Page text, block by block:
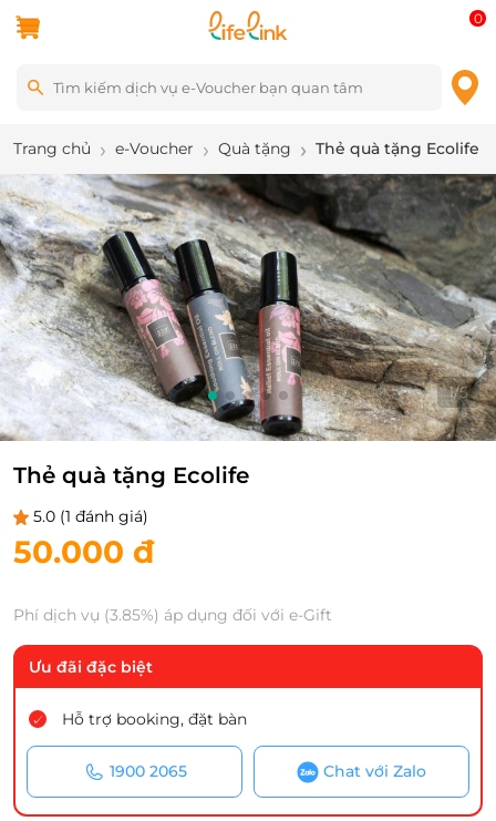
0
Trang chủ e-Voucher Quà tặng Thẻ quà tặng Ecolife
1/5
Thẻ quà tặng Ecolife
5.0 (1 đánh giá)
50.000 đ
Phí dịch vụ (3.85%) áp dụng đối với e-Gift
Ưu đãi đặc biệt
Hỗ trợ booking, đặt bàn
1900 2065 Chat với Zalo